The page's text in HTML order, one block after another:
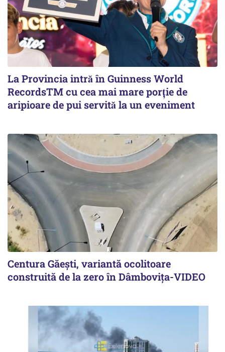
La Provincia intră în Guinness World
RecordsTM cu cea mai mare porție de
aripioare de pui servită la un eveniment
Centura Găești, variantă ocolitoare
construită de la zero în Dâmbovița-VIDEO